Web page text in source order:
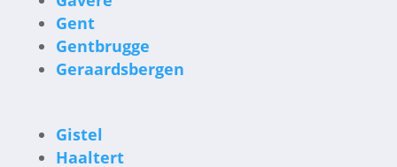
Gent
Gentbrugge
Geraardsbergen
Gistel
Haaltert